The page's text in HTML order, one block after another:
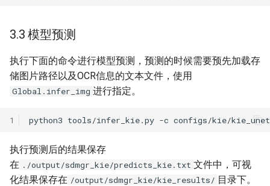
3.3 模型预测
执行下面的命令进行模型预测，预测的时候需要预先加载存
储图片路径以及OCR信息的文本文件，使用
Global.infer_img 进行指定。
1 python3 tools/infer_kie.py -c configs/kie/
执行预测后的结果保存
在 ./output/sdmgr_kie/predicts_kie.txt 文件中，可视
化结果保存在 /output/sdmgr_kie/kie_results/ 目录下。